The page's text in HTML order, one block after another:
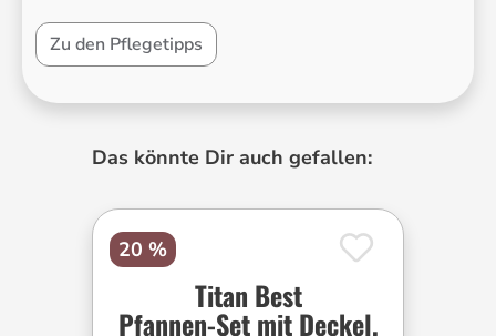
Zu den Pflegetipps
Produktgalerie überspringen
Das könnte Dir auch gefallen:
20 %
Titan Best
Pfannen-Set mit Deckel,